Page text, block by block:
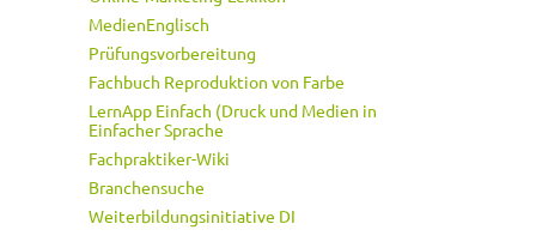
MedienEnglisch
Prüfungsvorbereitung
Fachbuch Reproduktion von Farbe
LernApp Einfach (Druck und Medien in
Einfacher Sprache
Fachpraktiker-Wiki
Branchensuche
Weiterbildungsinitiative DI